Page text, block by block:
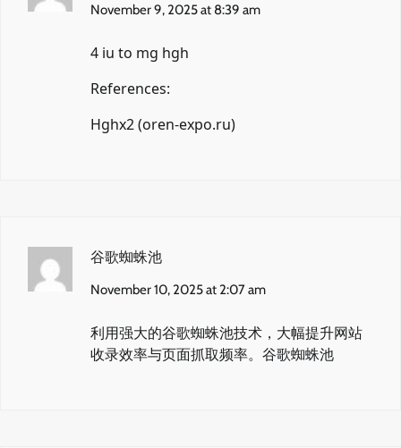
November 9, 2025 at 8:39 am
4 iu to mg hgh
References:
Hghx2 (oren-expo.ru)
谷歌蜘蛛池
November 10, 2025 at 2:07 am
利用强大的谷歌蜘蛛池技术，大幅提升网站
收录效率与页面抓取频率。 谷歌蜘蛛池